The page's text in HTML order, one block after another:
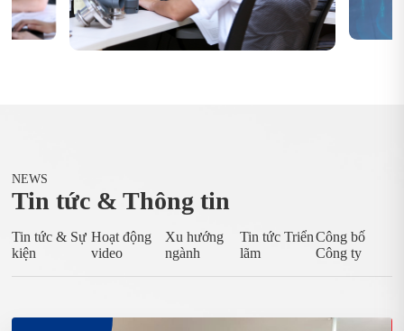
NEWS
Tin tức & Thông tin
Tin tức & Sự
kiện
Hoạt động
video
Xu hướng
ngành
Tin tức Triển
lãm
Công bố
Công ty